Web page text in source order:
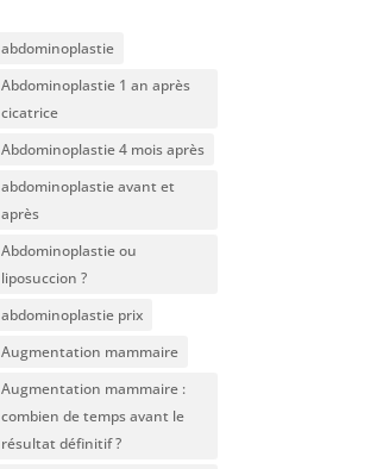
abdominoplastie
Abdominoplastie 1 an après
cicatrice
Abdominoplastie 4 mois après
abdominoplastie avant et
après
Abdominoplastie ou
liposuccion ?
abdominoplastie prix
Augmentation mammaire
Augmentation mammaire :
combien de temps avant le
résultat définitif ?